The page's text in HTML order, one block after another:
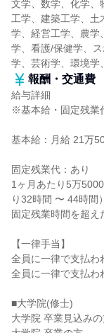
文学、数学、化学、
工学、建築工学、土
学、経営工学、農学
学、看護/保健学、
学、芸術学、環境学
報酬・交通費
給与詳細
※基本給・固定残業
基本給：月給 21万
固定残業代：あり
1ヶ月あたり5万
り32時間 〜 44時間）
固定残業時間を超
【一律手当】
全員に一律で支払わ
全員に一律で支払わ
■大学院(修士)
大学院 卒業見込み